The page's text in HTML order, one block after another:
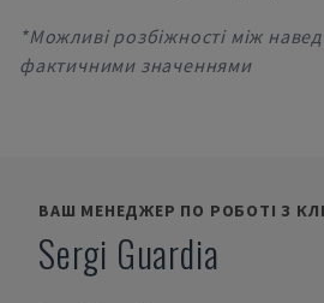
*Можливі розбіжності між
фактичними значеннями
ВАШ МЕНЕДЖЕР ПО РОБОТІ З
Sergi Guardia